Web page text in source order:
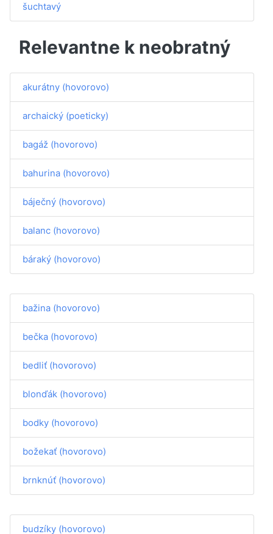
šuchtavý
Relevantne k neobratný
akurátny (hovorovo)
archaický (poeticky)
bagáž (hovorovo)
bahurina (hovorovo)
báječný (hovorovo)
balanc (hovorovo)
báraký (hovorovo)
bažina (hovorovo)
bečka (hovorovo)
bedliť (hovorovo)
blonďák (hovorovo)
bodky (hovorovo)
božekať (hovorovo)
brnknúť (hovorovo)
budzíky (hovorovo)